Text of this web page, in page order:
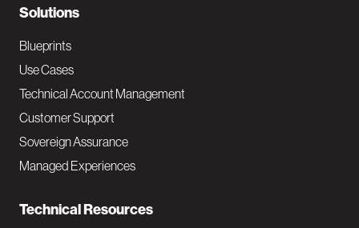
N
a
v
M
a
i
Solutions
Blueprints
Use Cases
Technical Account Management
Customer Support
Sovereign Assurance
Managed Experiences
Technical Resources